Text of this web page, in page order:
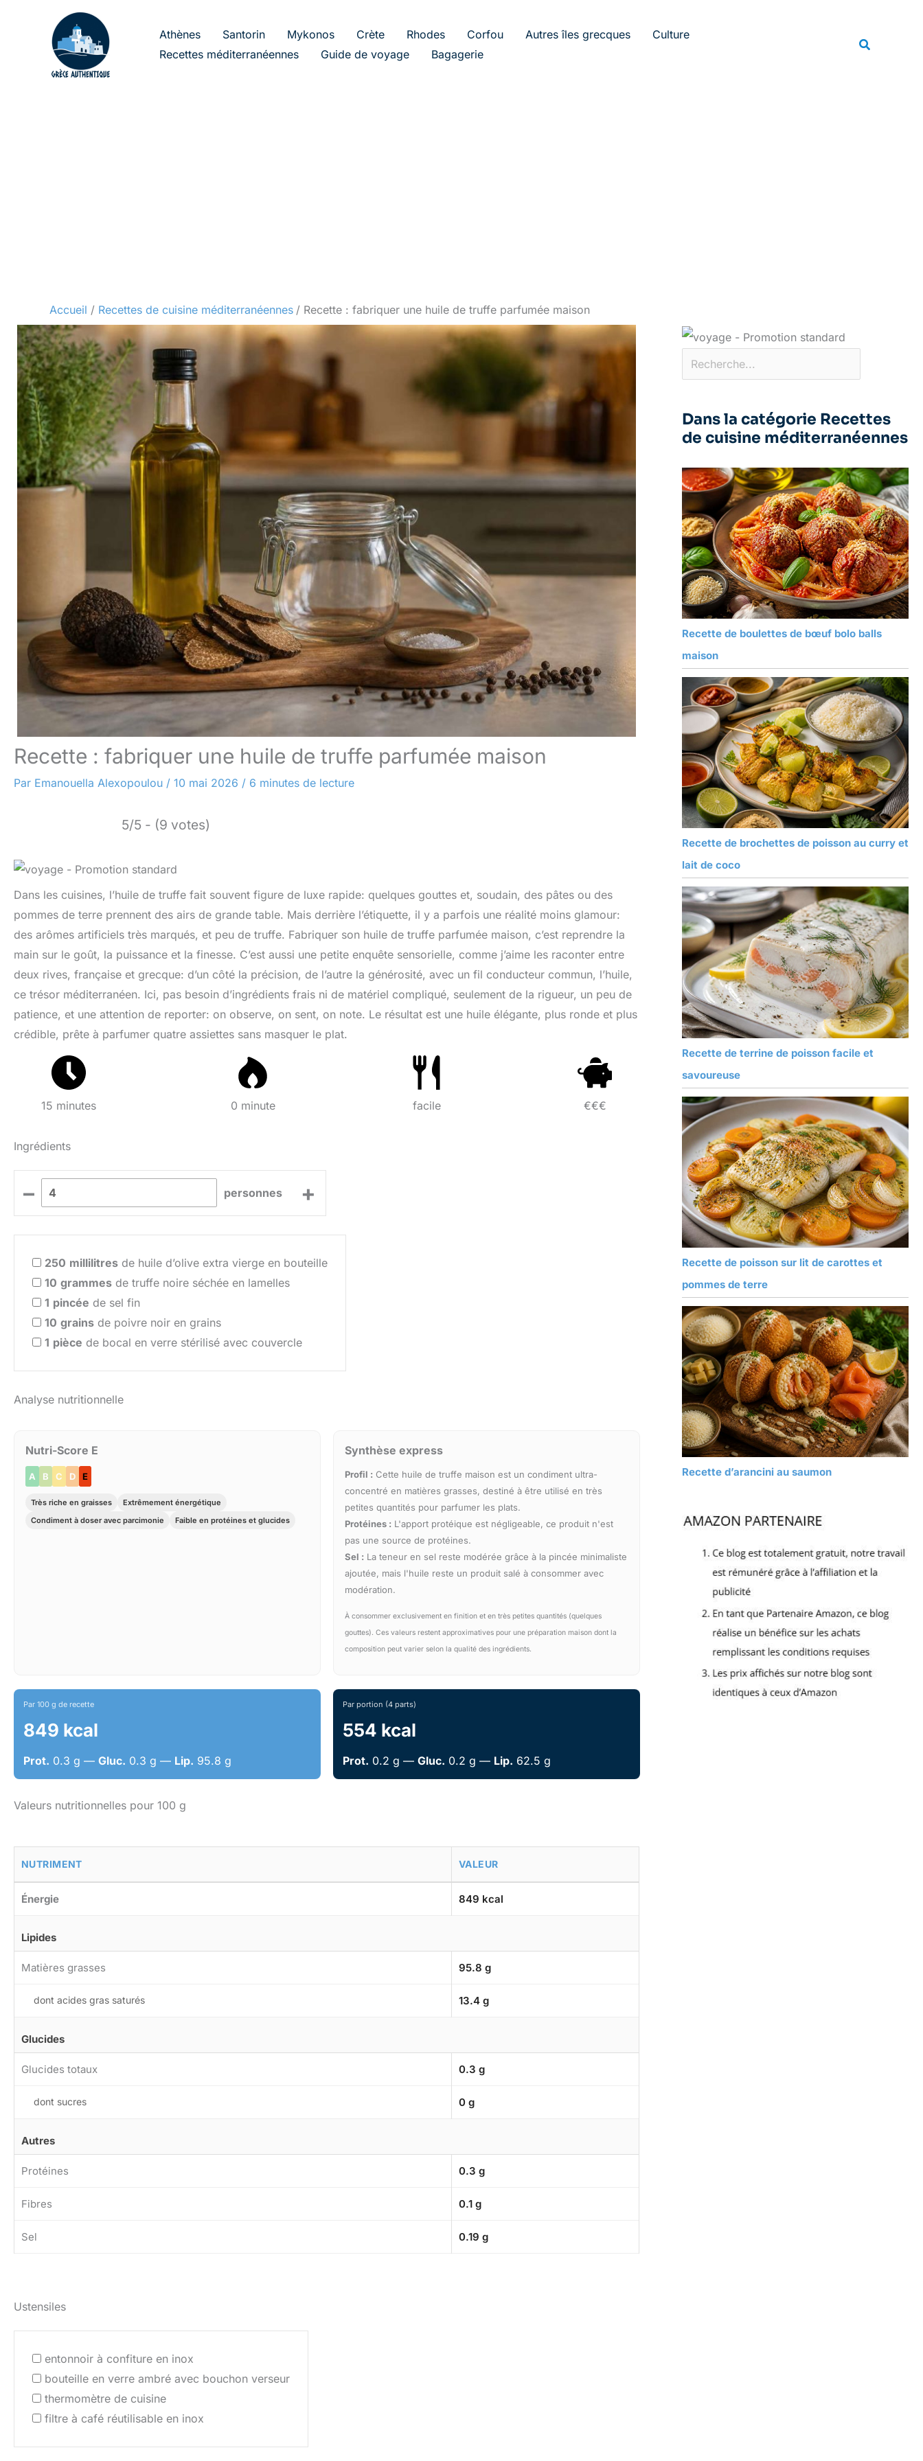
Athènes Santorin Mykonos Crète Rhodes Corfou Autres îles grecques
Culture
Recettes méditerranéennes
Guide de voyage Bagagerie
Accueil Recettes de cuisine méditerranéennes Recette : fabriquer une huile de truffe parfumée maison
Recette : fabriquer une huile de truffe parfumée maison
Par Emanouella Alexopoulou / 10 mai 2026 / 6 minutes de lecture
5/5 - (9 votes)
Dans les cuisines, l’huile de truffe fait souvent figure de luxe rapide: quelques gouttes et, soudain, des pâtes ou des
pommes de terre prennent des airs de grande table. Mais derrière l’étiquette, il y a parfois une réalité moins glamour:
des arômes artificiels très marqués, et peu de truffe. Fabriquer son huile de truffe parfumée maison, c’est reprendre la
main sur le goût, la puissance et la finesse. C’est aussi une petite enquête sensorielle, comme j’aime les raconter entre
deux rives, française et grecque: d’un côté la précision, de l’autre la générosité, avec un fil conducteur commun, l’huile,
ce trésor méditerranéen. Ici, pas besoin d’ingrédients frais ni de matériel compliqué, seulement de la rigueur, un peu de
patience, et une attention de reporter: on observe, on sent, on note. Le résultat est une huile élégante, plus ronde et plus
crédible, prête à parfumer quatre assiettes sans masquer le plat.
15 minutes 0 minute facile €€€
Ingrédients
– personnes +
250 millilitres de huile d’olive extra vierge en bouteille
10 grammes de truffe noire séchée en lamelles
1 pincée de sel fin
10 grains de poivre noir en grains
1 pièce de bocal en verre stérilisé avec couvercle
Analyse nutritionnelle
Nutri-Score E
A B C D E
Très riche en graisses
Extrêmement énergétique
Condiment à doser avec parcimonie
Faible en protéines et glucides
Synthèse express
Profil : Cette huile de truffe maison est un condiment ultra-
concentré en matières grasses, destiné à être utilisé en très
petites quantités pour parfumer les plats.
Protéines : L'apport protéique est négligeable, ce produit n'est
pas une source de protéines.
Sel : La teneur en sel reste modérée grâce à la pincée minimaliste
ajoutée, mais l'huile reste un produit salé à consommer avec
modération.
À consommer exclusivement en finition et en très petites quantités (quelques
gouttes). Ces valeurs restent approximatives pour une préparation maison dont la
composition peut varier selon la qualité des ingrédients.
Par 100 g de recette
849 kcal
Prot. 0.3 g — Gluc. 0.3 g — Lip. 95.8 g
Par portion (4 parts)
554 kcal
Prot. 0.2 g —Gluc. 0.2 g — Lip. 62.5 g
Valeurs nutritionnelles pour 100 g
NUTRIMENT VALEUR
Énergie 849 kcal
Lipides
Matières grasses 95.8 g
dont acides gras saturés 13.4 g
Glucides
Glucides totaux 0.3 g
dont sucres 0 g
Autres
Protéines 0.3 g
Fibres 0.1 g
Sel 0.19 g
Ustensiles
entonnoir à confiture en inox
bouteille en verre ambré avec bouchon verseur
thermomètre de cuisine
filtre à café réutilisable en inox
Dans la catégorie Recettes
de cuisine méditerranéennes
Recette de boulettes de bœuf bolo balls
maison
Recette de brochettes de poisson au curry et
lait de coco
Recette de terrine de poisson facile et
savoureuse
Recette de poisson sur lit de carottes et
pommes de terre
Recette d’arancini au saumon